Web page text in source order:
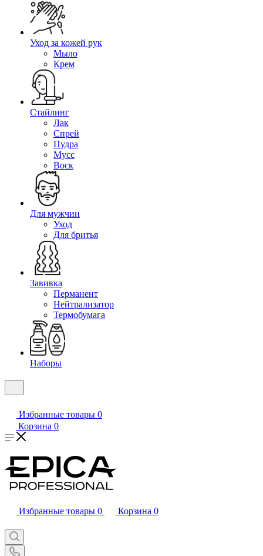
Уход за кожей рук
Мыло
Крем
Стайлинг
Лак
Спрей
Пудра
Мусс
Воск
Для мужчин
Уход
Для бритья
Завивка
Перманент
Нейтрализатор
Термобумага
Наборы
Избранные товары 0
Корзина 0
Избранные товары 0 Корзина 0